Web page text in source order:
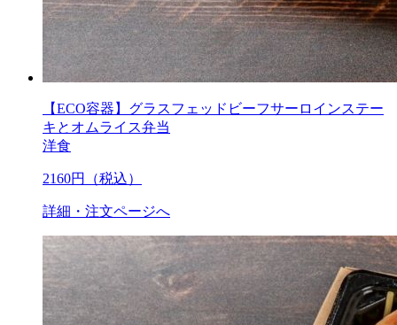
【ECO容器】グラスフェッドビーフサーロインステー
キとオムライス弁当
洋食
2160円（税込）
詳細・注文ページへ